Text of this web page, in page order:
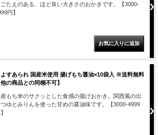
たえのある、ほど良い大きさのおかきです。【3000-
円】
よすあられ 国産米使用 揚げもち醤油×10袋入 ※送料無料
他の商品との同梱不可】
産もち米のサクッとした食感の揚げおかき。関西風の出
ゆとみりんを使った甘めの醤油味です。【3000-4999